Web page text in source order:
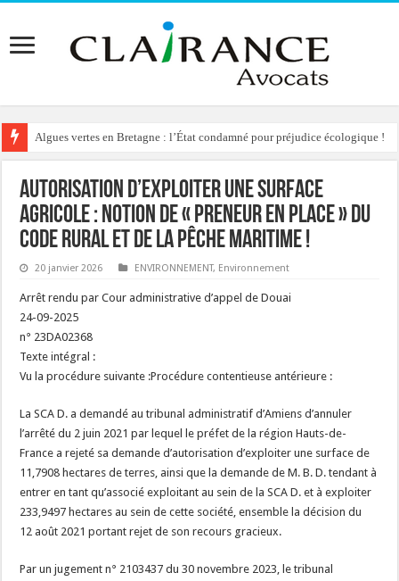
Algues vertes en Bretagne : l’État condamné pour préjudice écologique !
Autorisation d’exploiter une surface
agricole : notion de « preneur en place » du
code rural et de la pêche maritime !
20 janvier 2026 ENVIRONNEMENT, Environnement
Arrêt rendu par Cour administrative d’appel de Douai
24-09-2025
n° 23DA02368
Texte intégral :
Vu la procédure suivante :Procédure contentieuse antérieure :
La SCA D. a demandé au tribunal administratif d’Amiens d’annuler
l’arrêté du 2 juin 2021 par lequel le préfet de la région Hauts-de-
France a rejeté sa demande d’autorisation d’exploiter une surface de
11,7908 hectares de terres, ainsi que la demande de M. B. D. tendant à
entrer en tant qu’associé exploitant au sein de la SCA D. et à exploiter
233,9497 hectares au sein de cette société, ensemble la décision du
12 août 2021 portant rejet de son recours gracieux.
Par un jugement n° 2103437 du 30 novembre 2023, le tribunal